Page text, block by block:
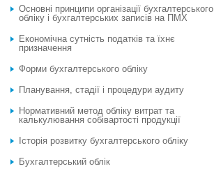
Основні принципи організації бухгалтерського
обліку і бухгалтерських записів на ПМХ
Економічна сутність податків та їхнє
призначення
Форми бухгалтерського обліку
Планування, стадії і процедури аудиту
Нормативний метод обліку витрат та
калькулювання собівартості продукції
Історія розвитку бухгалтерського обліку
Бухгалтерський облік